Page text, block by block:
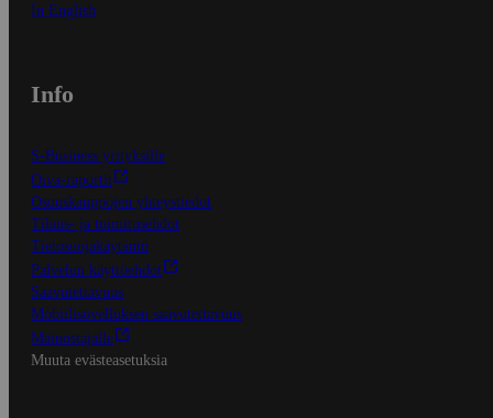
In English
Info
S-Business yrityksille
Oiva-raportit
Osuuskauppojen yhteystiedot
Tilaus- ja toimitusehdot
Tietosuojakäytäntö
Palvelun käyttöehdot
Saavutettavuus
Mobiilisovelluksen saavutettavuus
Mainostajalle
Muuta evästeasetuksia